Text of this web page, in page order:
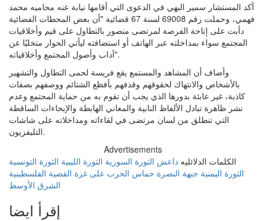
أكد المستشار سمير البهي في الدعوى التي أقامها نيابة عنه محاميه محمد
فهمي، وحملت رقم 69008 لسنة 67 قضائية "أن بعض المحطات الفضائية
دأبت على إتاحة الفرصة لمرتضى منصور بالتطاول على قيم وأخلاقيات
المجتمع سواء بمداخلته عبر الهاتف أو استضافته ليأتي الحوار متخليًا عن
آداب وأصول المجتمع وأخلاقياته".
وأضاف أن المشاهد والمستمع يقع فريسة لحمى التطاول والتشهير
بالأشخاص والانتهاك لحقوقهم وقذفهم بأفظع الشتائم ووصفهم بصفات
كاذبة، غير عابئة بدورها الذي يجب أن تقوم به من حماية المجتمع وعدم
نشر ظاهرة تبادل الألفاظ النابية والمعاني الهابطة والإيحاءات الساقطة
التي تنطلق من لسان مرتضى في لقاءاته ومداخلاته على شاشات
التليفزيون.
Advertisements
الكلمات الدلائليه داعش الثورة السورية الثورة الليبية الثورة التونسية
الثورة اليمنية جبهة النصرة حماس الحرب على غزة القضية الفلسطينية
الشرق الأوسط
إقرأ ايضا